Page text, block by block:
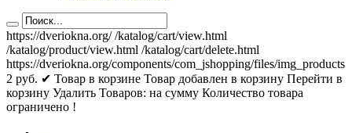
https://dveriokna.org/ /katalog/cart/view.html
/katalog/product/view.html /katalog/cart/delete.html
https://dveriokna.org/components/com_jshopping/files/img_products
2 руб. ✔ Товар в корзине Товар добавлен в корзину Перейти в
корзину Удалить Товаров: на сумму Количество товара
ограничено !